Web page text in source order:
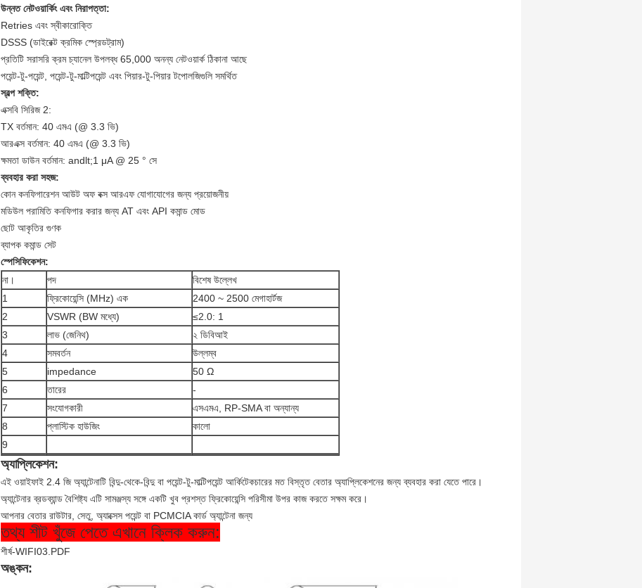
উন্নত নেটওয়ার্কিং এবং নিরাপত্তা:
Retries এবং স্বীকারোক্তি
DSSS (ডাইরেক্ট ক্রমিক স্প্রেডট্রাম)
প্রতিটি সরাসরি ক্রম চ্যানেল উপলব্ধ 65,000 অনন্য নেটওয়ার্ক ঠিকানা আছে
পয়েন্ট-টু-পয়েন্ট, পয়েন্ট-টু-মাল্টিপয়েন্ট এবং পিয়ার-টু-পিয়ার টপোলজিগুলি সমর্থিত
স্বল্প শক্তি:
এক্সবি সিরিজ 2:
TX বর্তমান: 40 এমএ (@ 3.3 ভি)
আরএক্স বর্তমান: 40 এমএ (@ 3.3 ভি)
ক্ষমতা ডাউন বর্তমান: andlt;1 μA @ 25 ° সে
ব্যবহার করা সহজ:
কোন কনফিগারেশন আউট অফ বক্স আরএফ যোগাযোগের জন্য প্রয়োজনীয়
মডিউল পরামিতি কনফিগার করার জন্য AT এবং API কমান্ড মোড
ছোট আকৃতির গুণক
ব্যাপক কমান্ড সেট
স্পেসিফিকেশন:
না।
পদ
বিশেষ উল্লেখ
1
ফ্রিকোয়েন্সি (MHz) এক
2400 ~ 2500 মেগাহার্টজ
2
VSWR (BW মধ্যে)
≤2.0: 1
3
লাভ (জেনিথ)
২ ডিবিআই
4
সমবর্তন
উল্লম্ব
5
impedance
50 Ω
6
তারের
-
7
সংযোগকারী
এসএমএ, RP-SMA বা অন্যান্য
8
প্লাস্টিক হাউজিং
কালো
9
অ্যাপ্লিকেশন:
এই ওয়াইফাই 2.4 জি অ্যান্টেনাটি বিন্দু-থেকে-বিন্দু বা পয়েন্ট-টু-মাল্টিপয়েন্ট আর্কিটেকচারের মত বিস্তৃত বেতার অ্যাপ্লিকেশনের জন্য ব্যবহার করা যেতে পারে।
অ্যান্টেনার ব্রডব্যান্ড বৈশিষ্ট্য এটি সামঞ্জস্য সঙ্গে একটি খুব প্রশস্ত ফ্রিকোয়েন্সি পরিসীমা উপর কাজ করতে সক্ষম করে।
আপনার বেতার রাউটার, সেতু, অ্যাক্সেস পয়েন্ট বা PCMCIA কার্ড অ্যান্টেনা জন্য
তথ্য শীট খুঁজে পেতে এখানে ক্লিক করুন:
শীর্ষ-WIFI03.PDF
অঙ্কন: